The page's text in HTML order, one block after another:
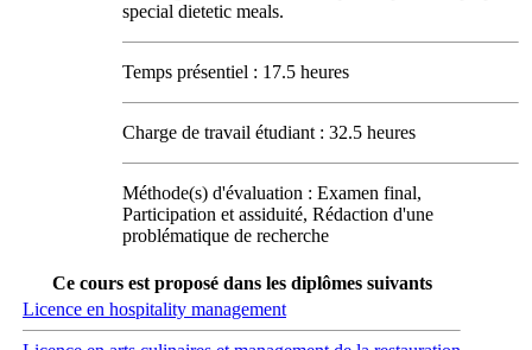
special dietetic meals.
Temps présentiel : 17.5 heures
Charge de travail étudiant : 32.5 heures
Méthode(s) d'évaluation : Examen final,
Participation et assiduité, Rédaction d'une
problématique de recherche
Ce cours est proposé dans les diplômes suivants
Licence en hospitality management